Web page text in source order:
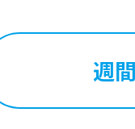
週